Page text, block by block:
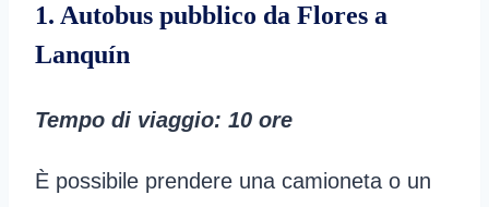
1. Autobus pubblico da Flores a
Lanquín
Tempo di viaggio: 10 ore
È possibile prendere una camioneta o un